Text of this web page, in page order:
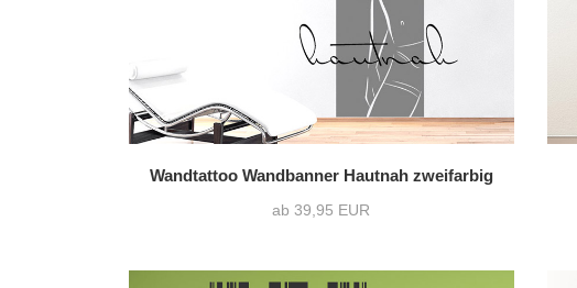
Wandtattoo Wandbanner Hautnah zweifarbig
ab 39,95 EUR